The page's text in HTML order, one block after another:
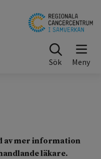
Sök
av mer information
läkare.